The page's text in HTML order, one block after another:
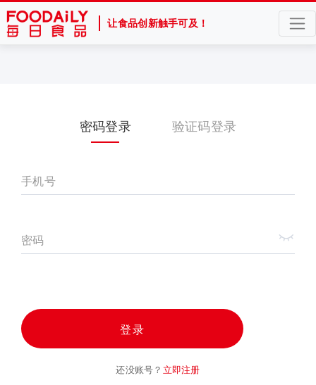
让食品创新触手可及！
密码登录 验证码登录
手机号
密码
登录
还没账号？ 立即注册